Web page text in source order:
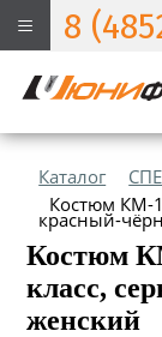
8
Каталог
Костюм КМ-
красный-
Костюм
класс,
женский